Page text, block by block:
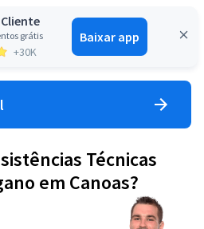
grátis
+30K
Baixar app
Entrar
Técnicas
em Canoas?